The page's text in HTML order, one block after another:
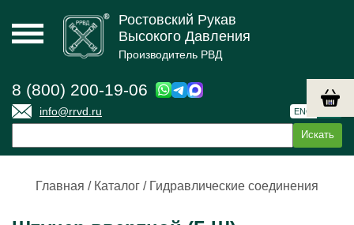
Ростовский Рукав
Высокого Давления
Производитель РВД
8 (800) 200-19-06
info@rrvd.ru ENG
Главная / Каталог / Гидравлические соединения